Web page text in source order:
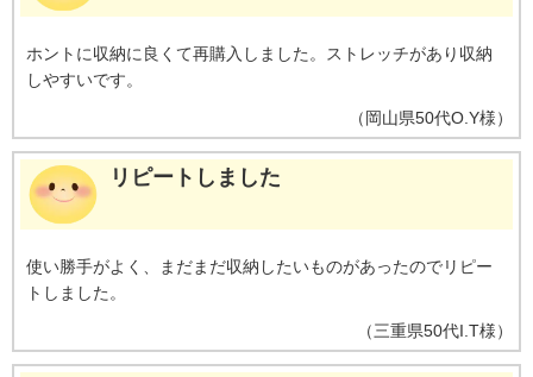
ホントに収納に良くて再購入しました。ストレッチがあり収納
しやすいです。
（ 岡山県50代O.Y様）
リピートしました
使い勝手がよく、まだまだ収納したいものがあったのでリピー
トしました。
（三重県50代I.T様）